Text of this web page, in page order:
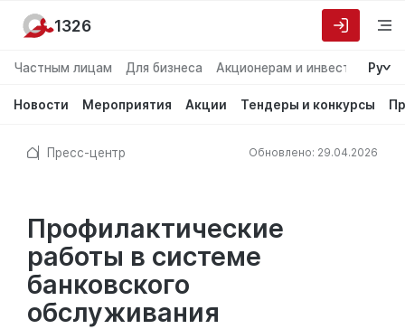
Частным лицам Для бизнеса Акционерам и инвесторам
Ру
Новости Мероприятия Акции Тендеры и конкурсы
1326
Пресс-центр Обновлено: 29.04.2026
Профилактические
работы в системе
банковского
обслуживания